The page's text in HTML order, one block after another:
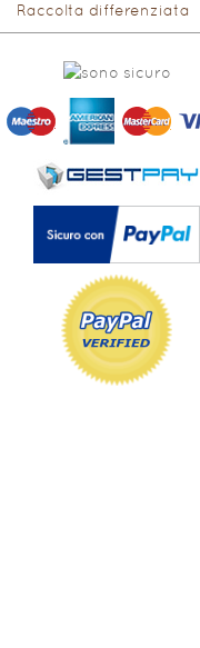
Raccolta differenziata